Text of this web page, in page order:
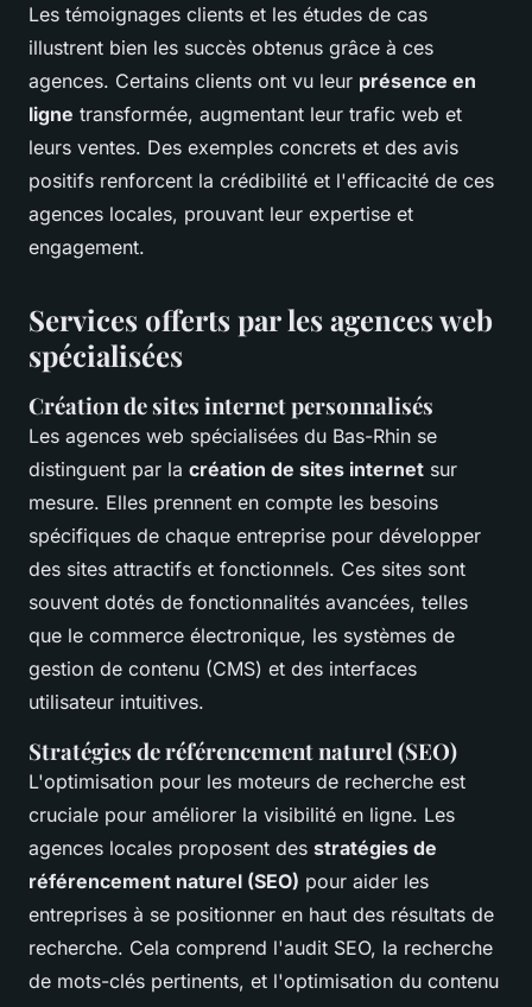
Les témoignages clients et les études de cas
illustrent bien les succès obtenus grâce à ces
agences. Certains clients ont vu leur présence en
ligne transformée, augmentant leur trafic web et
leurs ventes. Des exemples concrets et des avis
positifs renforcent la crédibilité et l'efficacité de ces
agences locales, prouvant leur expertise et
engagement.
Services offerts par les agences web
spécialisées
Création de sites internet personnalisés
Les agences web spécialisées du Bas-Rhin se
distinguent par la création de sites internet sur
mesure. Elles prennent en compte les besoins
spécifiques de chaque entreprise pour développer
des sites attractifs et fonctionnels. Ces sites sont
souvent dotés de fonctionnalités avancées, telles
que le commerce électronique, les systèmes de
gestion de contenu (CMS) et des interfaces
utilisateur intuitives.
Stratégies de référencement naturel (SEO)
L'optimisation pour les moteurs de recherche est
cruciale pour améliorer la visibilité en ligne. Les
agences locales proposent des stratégies de
référencement naturel (SEO) pour aider les
entreprises à se positionner en haut des résultats de
recherche. Cela comprend l'audit SEO, la recherche
de mots-clés pertinents, et l'optimisation du contenu